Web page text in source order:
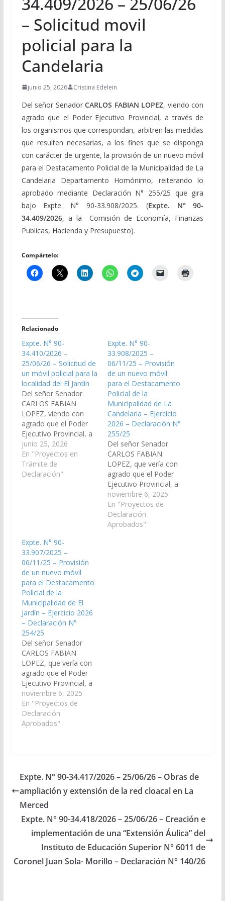
– Solicitud movil
policial para la
Candelaria
junio 25, 2026 Cristina Edelein
Del señor SenadorCARLOS FABIAN LOPEZ, viendo con
agrado que el Poder Ejecutivo Provincial, a través de
los organismos que correspondan, arbitren las medidas
que resulten necesarias, a los fines que se disponga
con carácter de urgente, la provisión de un nuevo móvil
para el Destacamento Policial de la Municipalidad de La
Candelaria Departamento Homónimo, reiterando lo
aprobado mediante Declaración N° 255/25 que gira
bajo Expte. N° 90-33.908/2025. (Expte. N° 90-
34.409/2026, a la Comisión de Economía, Finanzas
Publicas, Hacienda y Presupuesto).
Compártelo:
Relacionado
Expte. N° 90-
34.410/2026 –
25/06/26 – Solicitud de
un móvil policial para la
localidad del El Jardín
Del señor Senador
CARLOS FABIAN
LOPEZ, viendo con
agrado que el Poder
Ejecutivo Provincial, a
través de los
organismos que
correspondan, arbitren
las medidas que
Destacamento Policial
de la Municipalidad…
junio 25, 2026
En "Proyectos en
Trámite de
Declaración"
Expte. N° 90-
33.908/2025 –
06/11/25 – Provisión
de un nuevo móvil
para el Destacamento
Policial de la
Municipalidad de La
Candelaria – Ejercicio
2026 – Declaración N°
255/25
Del señor Senador
CARLOS FABIAN
LOPEZ, que vería con
agrado que el Poder
Ejecutivo Provincial, a
través de los
organismos que
correspondan, arbitren
las medidas que
noviembre 6, 2025
En "Proyectos de
Declaración
Aprobados"
Expte. N° 90-
33.907/2025 –
06/11/25 – Provisión
de un nuevo móvil
para el Destacamento
Policial de la
Municipalidad de El
Jardín – Ejercicio 2026
– Declaración N°
254/25
Del señor Senador
CARLOS FABIAN
LOPEZ, que vería con
agrado que el Poder
Ejecutivo Provincial, a
través de los
organismos que
correspondan, arbitren
las medidas que
provisión de un nuevo
móvil para el
Destacamento Policial
de la…
noviembre 6, 2025
En "Proyectos de
Declaración
Aprobados"
Expte. N° 90-34.417/2026 – 25/06/26 – Obras de
ampliación y extensión de la red cloacal en La
Merced
Expte. N° 90-34.418/2026 – 25/06/26 – Creación e
implementación de una “Extensión Áulica” del
Instituto de Educación Superior N° 6011 de
Coronel Juan Sola- Morillo – Declaración N° 140/26